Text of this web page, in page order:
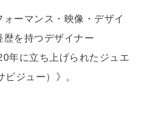
ーマンス・映像・デザイ
歴を持つデザイナー
年に立ち上げられたジュエ
ビジュー）》。